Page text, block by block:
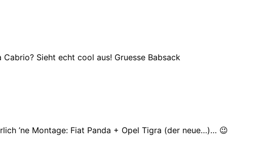
Sieht echt cool aus! Gruesse Babsack
’ne Montage: Fiat Panda + Opel Tigra (der neue…)… 😉